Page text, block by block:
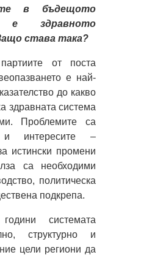
в бъдещото
е здравното
става така?
от поста
е най-
до какво
здравната система
Проблемите са
и интересите –
истински промени
са необходими
политическа
подкрепа.
системата
структурно и
цели региони да